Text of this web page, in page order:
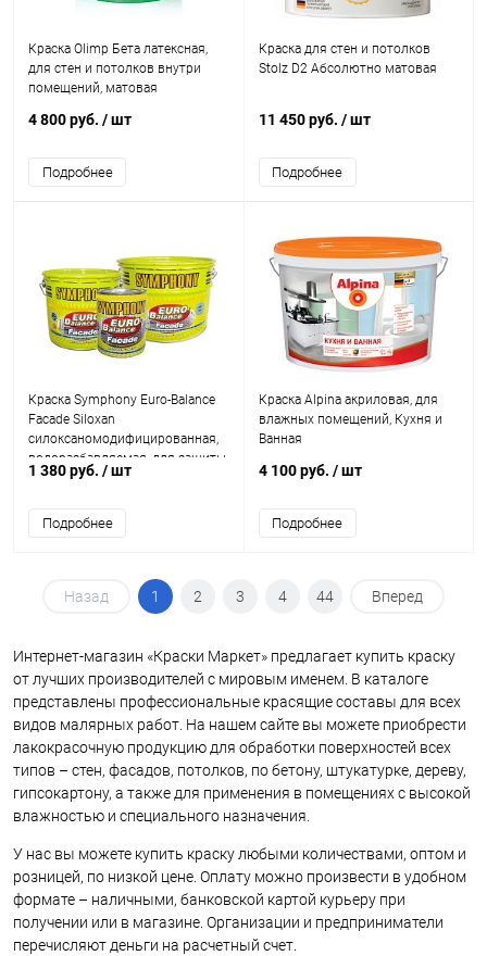
Краска Olimp Бета латексная,
для стен и потолков внутри
помещений, матовая
4 800 руб. / шт
Подробнее
Краска для стен и потолков
Stolz D2 Абсолютно матовая
11 450 руб. / шт
Подробнее
Краска Symphony Euro-Balance
Facade Siloxan
силоксаномодифицированная,
водоразбавляемая, для защиты
фасадов
1 380 руб. / шт
Подробнее
Краска Alpina акриловая, для
влажных помещений, Кухня и
Ванная
4 100 руб. / шт
Подробнее
Назад 1 2 3 4 44 Вперед
Интернет-магазин «Краски Маркет» предлагает купить краску
от лучших производителей с мировым именем. В каталоге
представлены профессиональные красящие составы для всех
видов малярных работ. На нашем сайте вы можете приобрести
лакокрасочную продукцию для обработки поверхностей всех
типов – стен, фасадов, потолков, по бетону, штукатурке, дереву,
гипсокартону, а также для применения в помещениях с высокой
влажностью и специального назначения.
У нас вы можете купить краску любыми количествами, оптом и
розницей, по низкой цене. Оплату можно произвести в удобном
формате – наличными, банковской картой курьеру при
получении или в магазине. Организации и предприниматели
перечисляют деньги на расчетный счет.